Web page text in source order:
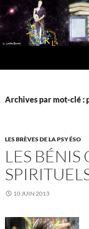
Aller
au
contenu
Archives par mot-clé :
LES BRÈVES DE LA PSY ÉSO
LES
10 JUIN 2013